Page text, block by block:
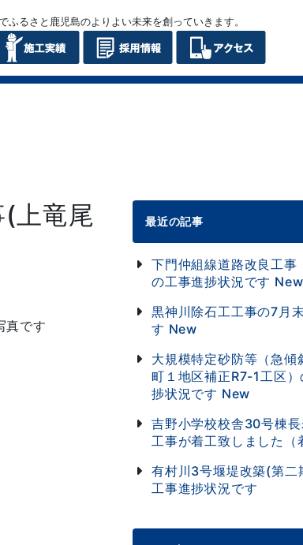
るさと鹿児島のよりよい未来を創っていきます。
上竜尾
真です
最近の記事
下門仲組線道路改良工事
の工事進捗状況です New
黒神川除石工工事の7月
す New
大規模特定砂防等（急傾
町１地区補正R7-1工区
捗状況です New
吉野小学校校舎30号棟
工事が着工致しました（
有村川3号堰堤改築(第二
工事進捗状況です